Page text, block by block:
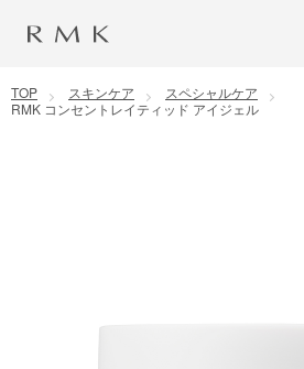
コンテンツに移動
TOP スキンケア
スペシャルケア
RMK コンセントレイティッド アイジェル